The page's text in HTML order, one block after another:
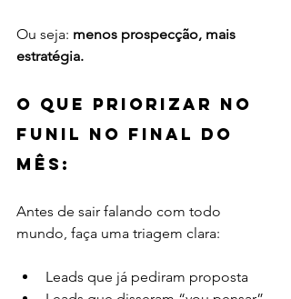
Ou seja: menos prospecção, mais
estratégia.
O que priorizar no
funil no final do
mês:
Antes de sair falando com todo
mundo, faça uma triagem clara:
Leads que já pediram proposta